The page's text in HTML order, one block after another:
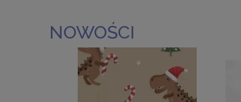
NOWOŚCI